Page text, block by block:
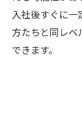
入社後すぐに一
方たちと同レ
できます。